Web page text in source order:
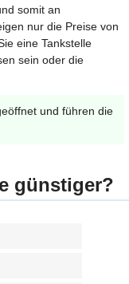
somit an
nur die Preise von
eine Tankstelle
sein oder die
und führen die
günstiger?